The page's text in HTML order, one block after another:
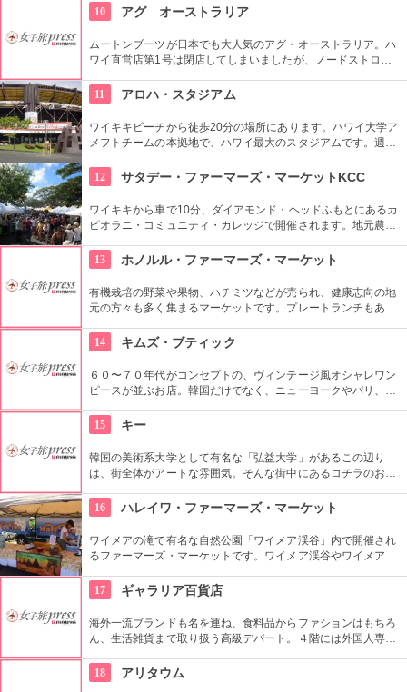
お、1号店は奥様が経営し、食器類などの女性好みのアイテム
が多数セレクトされています。
10 アグ オーストラリア
ムートンブーツが日本でも大人気のアグ・オーストラリア。ハ
ワイ直営店第1号は閉店してしまいましたが、ノードストロー
キーですよね。ハワイ限定のアイテムもあるので、ぜひチェッ
クを。
11 アロハ・スタジアム
ワイキキビーチから徒歩20分の場所にあります。ハワイ大学ア
メフトチームの本拠地で、ハワイ最大のスタジアムです。週3
います。400以上もの地元のお店が出店し、大盛り上がり。お
宝を見つけてみませんか。
12 サタデー・ファーマーズ・マーケットKCC
ワイキキから車で10分、ダイアモンド・ヘッドふもとにあるカ
ピオラニ・コミュニティ・カレッジで開催されます。地元農家
食べたくなっちゃいそう。ロコも観光客も多く集まる人気の朝
市なので、売り切れが発生するかも。なるべく早い時間に行っ
てみよう。
13 ホノルル・ファーマーズ・マーケット
有機栽培の野菜や果物、ハチミツなどが売られ、健康志向の地
元の方々も多く集まるマーケットです。プレートランチもあり
込んで宿でいただくのもいいですね。
14 キムズ・ブティック
６０〜７０年代がコンセプトの、ヴィンテージ風オシャレワン
ピースが並ぶお店。韓国だけでなく、ニューヨークやパリ、ロ
用とか。質感や柄だけでなく、素材の全てを韓国内で調達する
という徹底したこだわりと、リーズナブルなお値段で買える事
が人気の理由。
15 キー
韓国の美術系大学として有名な「弘益大学」があるこの辺り
は、街全体がアートな雰囲気。そんな街中にあるコチラのお店
扱うセレクトショップ。アクセサリーから雑貨まで取り扱い、
価格もリーズナブルなものから揃っているので、個性的なお土
産を探すには最適。
16 ハレイワ・ファーマーズ・マーケット
ワイメアの滝で有名な自然公園「ワイメア渓谷」内で開催され
るファーマーズ・マーケットです。ワイメア渓谷やワイメアの
していますので、おやつはもちろん、ディナーを楽しむのもア
リですね。
17 ギャラリア百貨店
海外一流ブランドも名を連ね、食料品からファションはもちろ
ん、生活雑貨まで取り扱う高級デパート。４階には外国人専用
他、日本語可能なコンシェルジュも居るので、困った事があっ
たら相談してみて。
18 アリタウム